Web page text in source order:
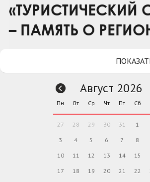
«ТУРИСТИЧЕСКИЙ
– ПАМЯТЬ О
Август 2026
Пн Вт Ср Чт Пт Сб
27 28 29 30 31 1
3 4 5 6 7 8
10 11 12 13 14 15
17 18 19 20 21 22